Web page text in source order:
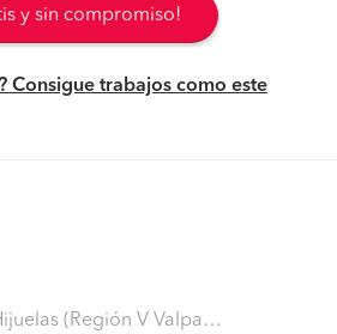
y sin compromiso!
Consigue trabajos como este
(Región V Valparaíso - Quillota)